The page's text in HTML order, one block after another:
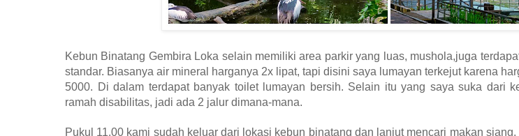
Kebun Binatang Gembira Loka selain memiliki area parkir yang luas, mushola,juga
standar. Biasanya air mineral harganya 2x lipat, tapi disini saya lumayan terkejut karena
5000. Di dalam terdapat banyak toilet lumayan bersih. Selain itu yang saya suka dari
ramah disabilitas, jadi ada 2 jalur dimana-mana.
Pukul 11.00 kami sudah keluar dari lokasi kebun binatang dan lanjut mencari makan